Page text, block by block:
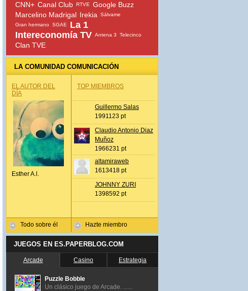
CNN+ Canal Club RTVE
Google Buzz
Marcelino Madrigal Irekia
Sálvame
Gran hermano
SGAE
La 1
Intereconomía TV Antena 3 Telecinco
Clan TVE
LA COMUNIDAD COMUNICACIÓN
EL AUTOR DEL
DÍA
Esther A.l.
Todo sobre él
TOP MIEMBROS
Guillermo Salas
1991123 pt
Claudio Antonio Diaz
Muñoz
1966231 pt
altamiraweb
1613418 pt
JOHNNY ZURI
1398592 pt
Hazte miembro
JUEGOS EN ES.PAPERBLOG.COM
Arcade Casino Estrategia
Puzzle Bobble
Un clásico juego de Arcade. ......